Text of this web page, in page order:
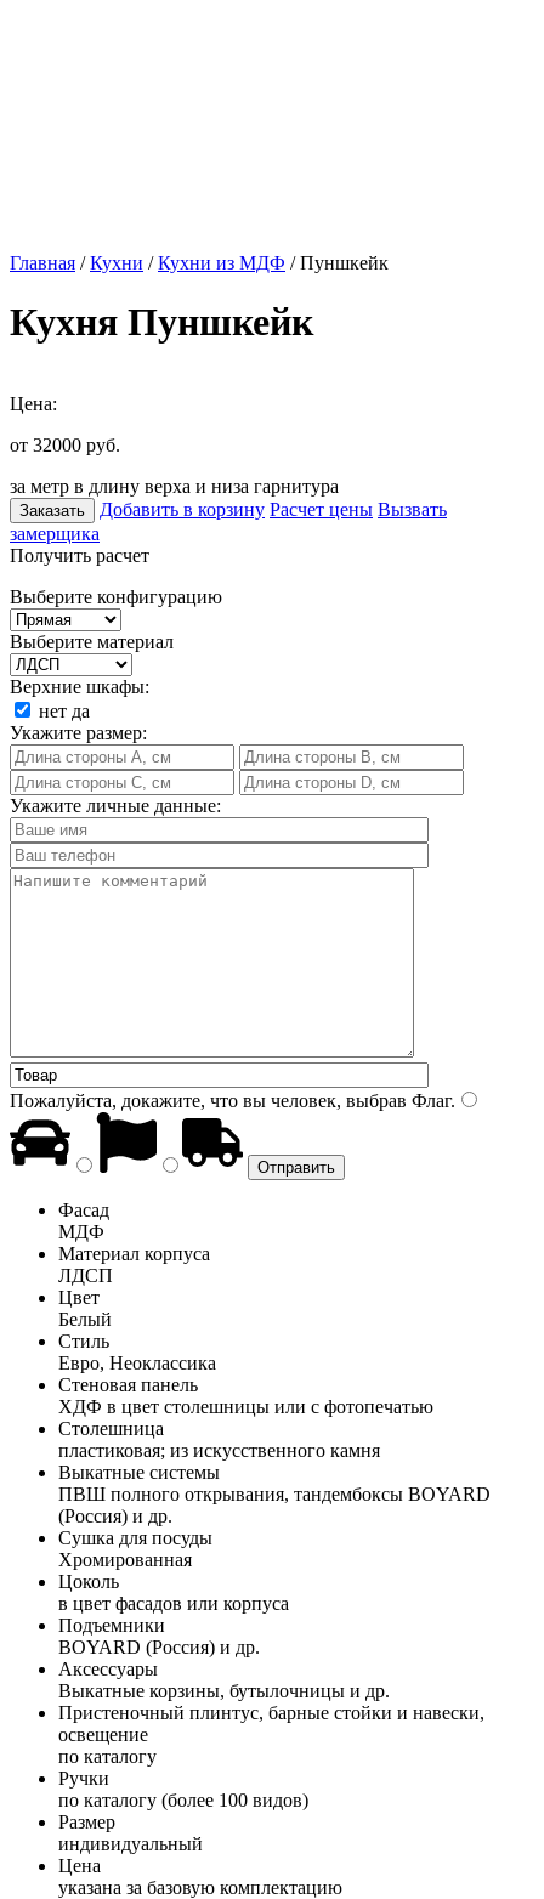
Главная /Кухни /Кухни из МДФ / Пуншкейк
Кухня Пуншкейк
Цена:
от 32000 руб.
за метр в длину верха и низа гарнитура
Заказать Добавить в корзину Расчет цены Вызвать
замерщика
Получить расчет
Выберите конфигурацию
Выберите материал
Верхние шкафы:
нет да
Укажите размер:
Укажите личные данные:
Пожалуйста, докажите, что вы человек, выбрав Флаг.
Фасад
МДФ
Материал корпуса
ЛДСП
Цвет
Белый
Стиль
Евро, Неоклассика
Стеновая панель
ХДФ в цвет столешницы или с фотопечатью
Столешница
пластиковая; из искусственного камня
Выкатные системы
ПВШ полного открывания, тандембоксы BOYARD
(Россия) и др.
Сушка для посуды
Хромированная
Цоколь
в цвет фасадов или корпуса
Подъемники
BOYARD (Россия) и др.
Аксессуары
Выкатные корзины, бутылочницы и др.
Пристеночный плинтус, барные стойки и навески,
освещение
по каталогу
Ручки
по каталогу (более 100 видов)
Размер
индивидуальный
Цена
указана за базовую комплектацию